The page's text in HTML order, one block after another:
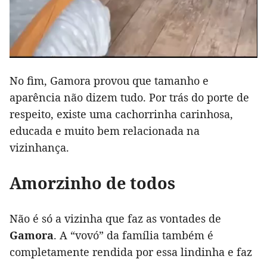
No fim, Gamora provou que tamanho e
aparência não dizem tudo. Por trás do porte de
respeito, existe uma cachorrinha carinhosa,
educada e muito bem relacionada na
vizinhança.
Amorzinho de todos
Não é só a vizinha que faz as vontades de
Gamora. A “vovó” da família também é
completamente rendida por essa lindinha e faz